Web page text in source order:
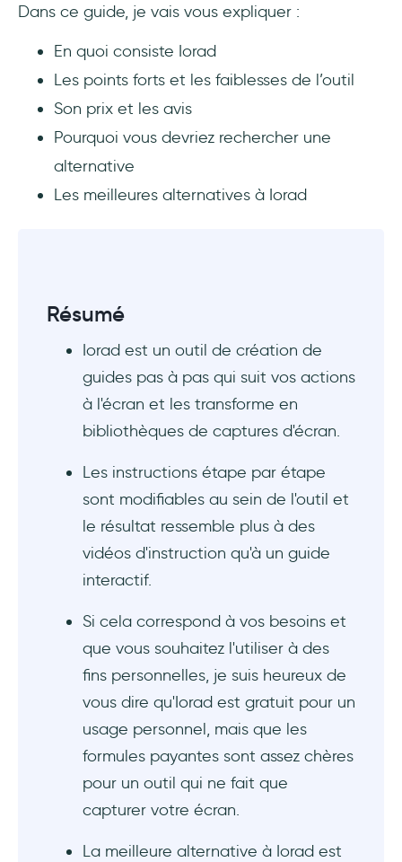
Conclusion
Questions Fréquentes
Comment fonctionne l’Iorad ?
À qui s’adresse Iorad ?
Combien coûte Iorad ?
Dans ce guide, je vais vous expliquer :
En quoi consiste Iorad
Les points forts et les faiblesses de l’outil
Son prix et les avis
Pourquoi vous devriez rechercher une
alternative
Les meilleures alternatives à Iorad
Résumé
Iorad est un outil de création de
guides pas à pas qui suit vos actions
à l'écran et les transforme en
bibliothèques de captures d'écran.
Les instructions étape par étape
sont modifiables au sein de l'outil et
le résultat ressemble plus à des
vidéos d'instruction qu'à un guide
interactif.
Si cela correspond à vos besoins et
que vous souhaitez l'utiliser à des
fins personnelles, je suis heureux de
vous dire qu'Iorad est gratuit pour un
usage personnel, mais que les
formules payantes sont assez chères
pour un outil qui ne fait que
capturer votre écran.
La meilleure alternative à Iorad est